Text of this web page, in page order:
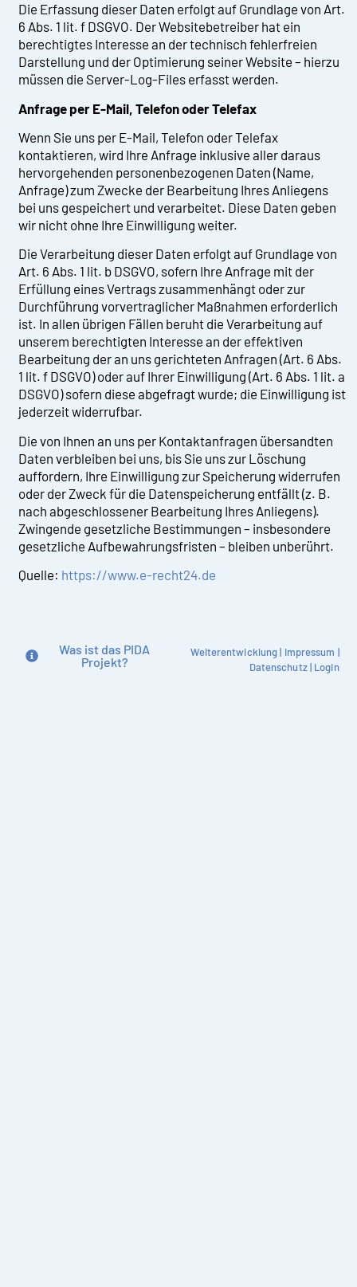
Die Erfassung dieser Daten erfolgt auf Grundlage von Art.
6 Abs. 1 lit. f DSGVO. Der Websitebetreiber hat ein
berechtigtes Interesse an der technisch fehlerfreien
Darstellung und der Optimierung seiner Website – hierzu
müssen die Server-Log-Files erfasst werden.
Anfrage per E-Mail, Telefon oder Telefax
Wenn Sie uns per E-Mail, Telefon oder Telefax
kontaktieren, wird Ihre Anfrage inklusive aller daraus
hervorgehenden personenbezogenen Daten (Name,
Anfrage) zum Zwecke der Bearbeitung Ihres Anliegens
bei uns gespeichert und verarbeitet. Diese Daten geben
wir nicht ohne Ihre Einwilligung weiter.
Die Verarbeitung dieser Daten erfolgt auf Grundlage von
Art. 6 Abs. 1 lit. b DSGVO, sofern Ihre Anfrage mit der
Erfüllung eines Vertrags zusammenhängt oder zur
Durchführung vorvertraglicher Maßnahmen erforderlich
ist. In allen übrigen Fällen beruht die Verarbeitung auf
unserem berechtigten Interesse an der effektiven
Bearbeitung der an uns gerichteten Anfragen (Art. 6 Abs.
1 lit. f DSGVO) oder auf Ihrer Einwilligung (Art. 6 Abs. 1 lit. a
DSGVO) sofern diese abgefragt wurde; die Einwilligung ist
jederzeit widerrufbar.
Die von Ihnen an uns per Kontaktanfragen übersandten
Daten verbleiben bei uns, bis Sie uns zur Löschung
auffordern, Ihre Einwilligung zur Speicherung widerrufen
oder der Zweck für die Datenspeicherung entfällt (z. B.
nach abgeschlossener Bearbeitung Ihres Anliegens).
Zwingende gesetzliche Bestimmungen – insbesondere
gesetzliche Aufbewahrungsfristen – bleiben unberührt.
Quelle: https://www.e-recht24.de
Was ist das PIDA
Projekt?
Weiterentwicklung| Impressum |
Datenschutz| Login